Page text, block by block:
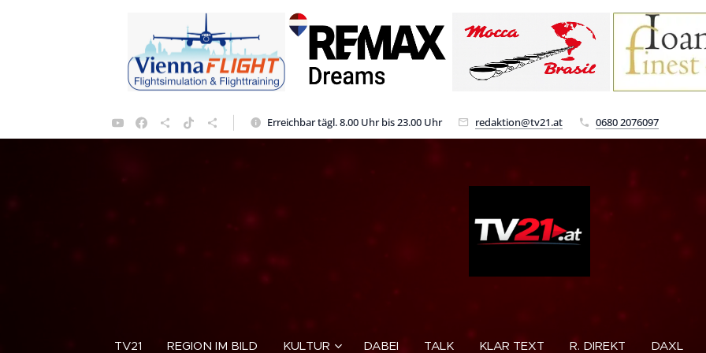
Erreichbar tägl. 8.00 Uhr bis 23.00 Uhr redaktion@tv21.at 0680 2076097
TV21 REGION IM BILD KULTUR DABEI TALK KLAR TEXT R. DIREKT DAXL